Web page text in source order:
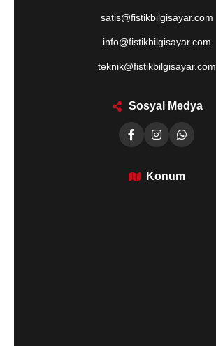
satis@fistikbilgisayar.com
info@fistikbilgisayar.com
teknik@fistikbilgisayar.com
Sosyal Medya
Konum